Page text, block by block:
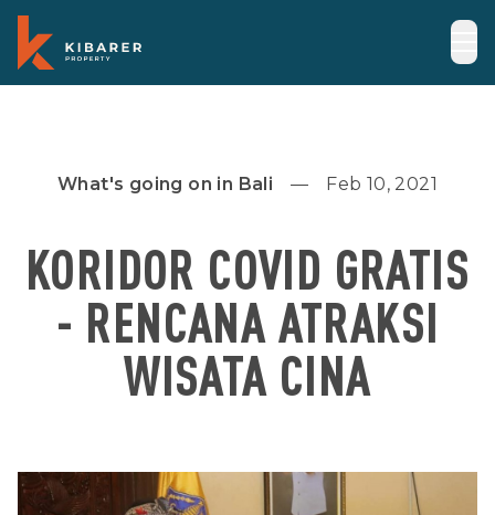
What's going on in Bali Feb 10, 2021
KORIDOR COVID GRATIS
- RENCANA ATRAKSI
WISATA CINA